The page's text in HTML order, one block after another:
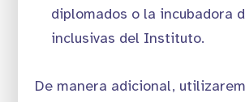
diplomados o la incubadora
inclusivas del Instituto.
De manera adicional,